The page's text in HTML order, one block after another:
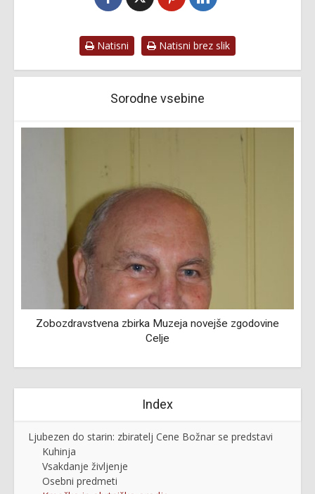
Natisni Natisni brez slik
Sorodne vsebine
Zobozdravstvena zbirka Muzeja novejše zgodovine
Celje
Index
Ljubezen do starin: zbiratelj Cene Božnar se predstavi
Kuhinja
Vsakdanje življenje
Osebni predmeti